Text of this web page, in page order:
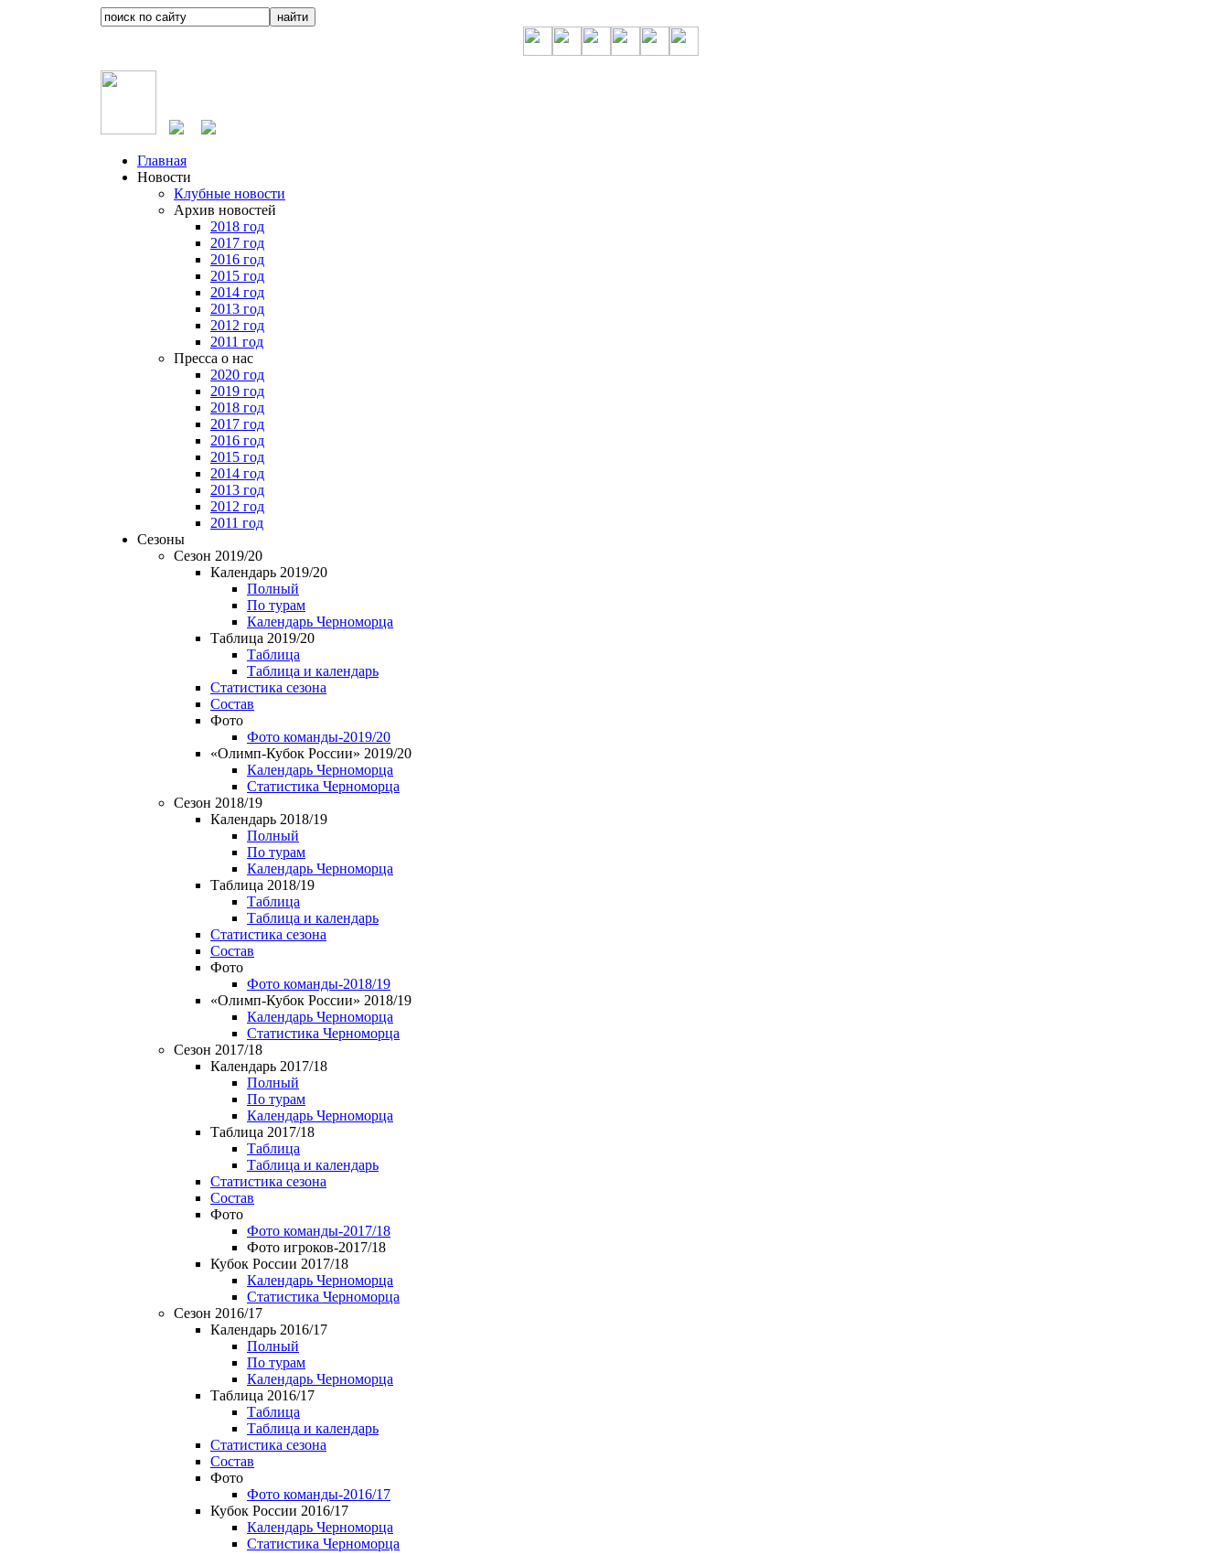
Главная
Новости
Клубные новости
Архив новостей
2018 год
2017 год
2016 год
2015 год
2014 год
2013 год
2012 год
2011 год
Пресса о нас
2020 год
2019 год
2018 год
2017 год
2016 год
2015 год
2014 год
2013 год
2012 год
2011 год
Сезоны
Сезон 2019/20
Календарь 2019/20
Полный
По турам
Календарь Черноморца
Таблица 2019/20
Таблица
Таблица и календарь
Статистика сезона
Состав
Фото
Фото команды-2019/20
«Олимп-Кубок России» 2019/20
Календарь Черноморца
Статистика Черноморца
Сезон 2018/19
Календарь 2018/19
Полный
По турам
Календарь Черноморца
Таблица 2018/19
Таблица
Таблица и календарь
Статистика сезона
Состав
Фото
Фото команды-2018/19
«Олимп-Кубок России» 2018/19
Календарь Черноморца
Статистика Черноморца
Сезон 2017/18
Календарь 2017/18
Полный
По турам
Календарь Черноморца
Таблица 2017/18
Таблица
Таблица и календарь
Статистика сезона
Состав
Фото
Фото команды-2017/18
Фото игроков-2017/18
Кубок России 2017/18
Календарь Черноморца
Статистика Черноморца
Сезон 2016/17
Календарь 2016/17
Полный
По турам
Календарь Черноморца
Таблица 2016/17
Таблица
Таблица и календарь
Статистика сезона
Состав
Фото
Фото команды-2016/17
Кубок России 2016/17
Календарь Черноморца
Статистика Черноморца